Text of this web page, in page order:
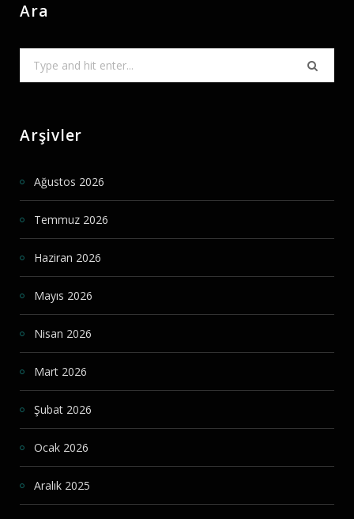
Ara
for:
Arşivler
Ağustos 2026
Temmuz 2026
Haziran 2026
Mayıs 2026
Nisan 2026
Mart 2026
Şubat 2026
Ocak 2026
Aralık 2025